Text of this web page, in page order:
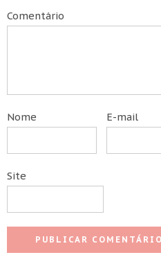
Comentário
Nome E-mail
Site